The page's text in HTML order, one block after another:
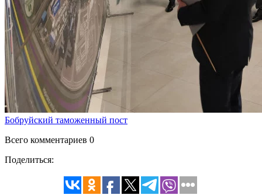
Бобруйский таможенный пост
Всего комментариев 0
Поделиться: